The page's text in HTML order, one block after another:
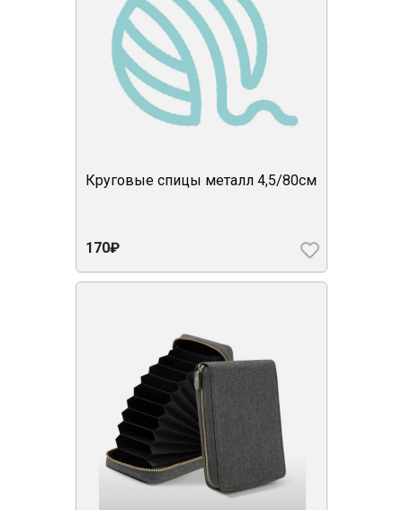
Круговые спицы металл 4,5/80см
170₽